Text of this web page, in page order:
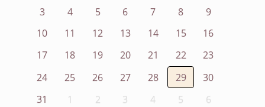
3
4 5 6 7 8
9
10
11 12 13 14 15
16
17
18 19 20 21 22
23
24
25 26 27 28 29
30
31
1 2 3 4 5 6